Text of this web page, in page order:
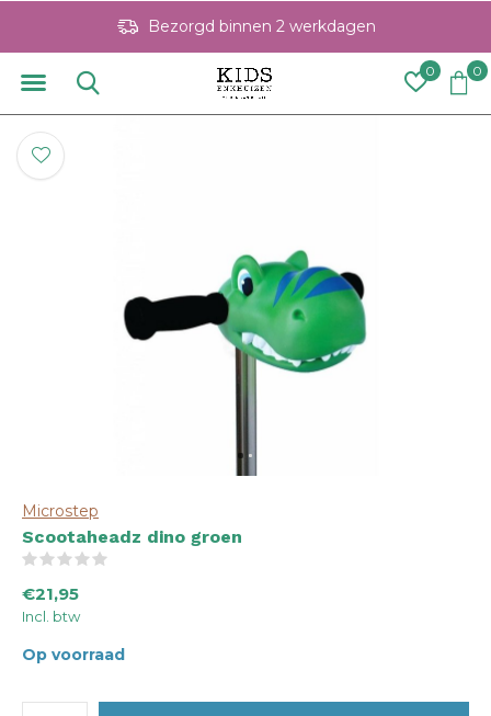
0 0
Bezorgd binnen 2 werkdagen
Microstep
Scootaheadz dino groen
€21,95
Incl. btw
Op voorraad